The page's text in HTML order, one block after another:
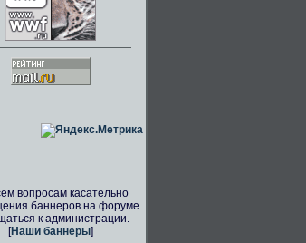
вопросам касательно
баннеров на форуме
к администрации.
[Наши баннеры]